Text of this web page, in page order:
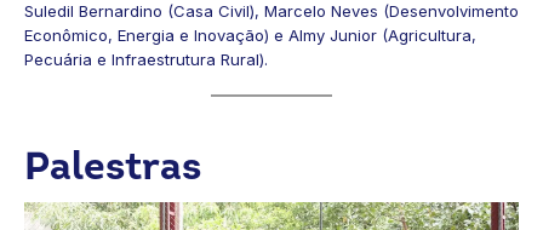
Suledil Bernardino (Casa Civil), Marcelo Neves (Desenvolvimento
Econômico, Energia e Inovação) e Almy Junior (Agricultura,
Pecuária e Infraestrutura Rural).
Palestras